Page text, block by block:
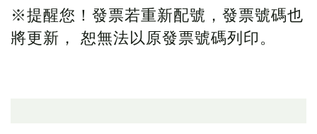
※提醒您！發票若重新配號，發票號碼也
將更新， 恕無法以原發票號碼列印。